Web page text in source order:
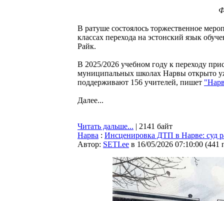
В ратуше состоялось торжественное
классах перехода на эстонский язык
Райк.
В 2025/2026 учебном году к переходу
муниципальных школах Нарвы открыто
поддерживают 156 учителей, пишет
Далее...
Читать дальше... | 2141 байт
Нарва : Инсценировка ДТП в Нарве: суд
Автор: SETI.ee в 16/05/2026 07:10:00 (441